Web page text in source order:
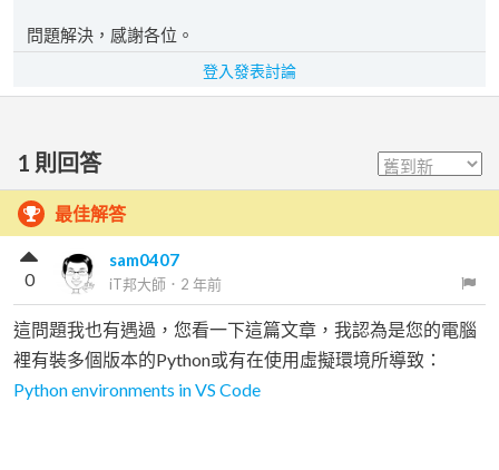
問題解決，感謝各位。
登入發表討論
1 則回答
最佳解答
sam0407
iT邦大師 ． 2 年前
0
這問題我也有遇過，您看一下這篇文章，我認為是您的電腦
裡有裝多個版本的Python或有在使用虛擬環境所導致：
Python environments in VS Code